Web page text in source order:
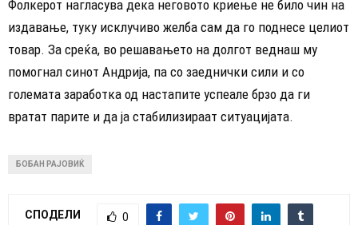
Фолкерот нагласува дека неговото криење не било чин на
издавање, туку исклучиво желба сам да го поднесе целиот
товар. За среќа, во решавањето на долгот веднаш му
помогнал синот Андрија, па со заеднички сили и со
големата заработка од настапите успеале брзо да ги
вратат парите и да ја стабилизираат ситуацијата.
БОБАН РАЈОВИЌ
СПОДЕЛИ 0